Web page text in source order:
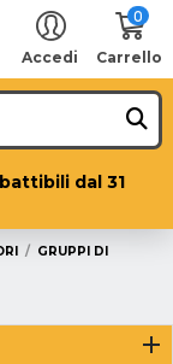
Accedi
0
Carrello
dal 31
GRUPPI DI